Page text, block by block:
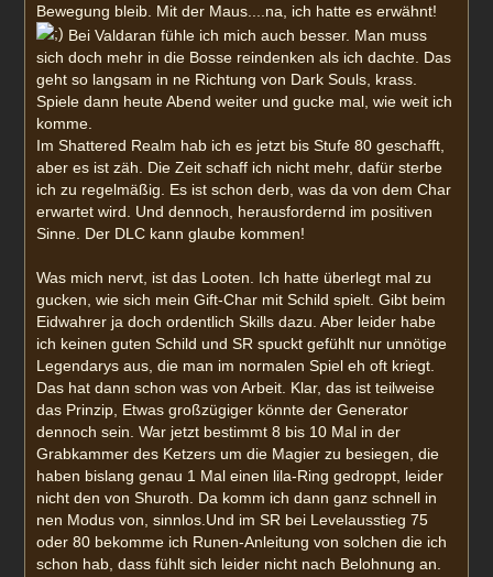
Bewegung bleib. Mit der Maus....na, ich hatte es erwähnt!
Bei Valdaran fühle ich mich auch besser. Man muss
sich doch mehr in die Bosse reindenken als ich dachte. Das
geht so langsam in ne Richtung von Dark Souls, krass.
Spiele dann heute Abend weiter und gucke mal, wie weit ich
komme.
Im Shattered Realm hab ich es jetzt bis Stufe 80 geschafft,
aber es ist zäh. Die Zeit schaff ich nicht mehr, dafür sterbe
ich zu regelmäßig. Es ist schon derb, was da von dem Char
erwartet wird. Und dennoch, herausfordernd im positiven
Sinne. Der DLC kann glaube kommen!
Was mich nervt, ist das Looten. Ich hatte überlegt mal zu
gucken, wie sich mein Gift-Char mit Schild spielt. Gibt beim
Eidwahrer ja doch ordentlich Skills dazu. Aber leider habe
ich keinen guten Schild und SR spuckt gefühlt nur unnötige
Legendarys aus, die man im normalen Spiel eh oft kriegt.
Das hat dann schon was von Arbeit. Klar, das ist teilweise
das Prinzip, Etwas großzügiger könnte der Generator
dennoch sein. War jetzt bestimmt 8 bis 10 Mal in der
Grabkammer des Ketzers um die Magier zu besiegen, die
haben bislang genau 1 Mal einen lila-Ring gedroppt, leider
nicht den von Shuroth. Da komm ich dann ganz schnell in
nen Modus von, sinnlos.Und im SR bei Levelausstieg 75
oder 80 bekomme ich Runen-Anleitung von solchen die ich
schon hab, dass fühlt sich leider nicht nach Belohnung an.